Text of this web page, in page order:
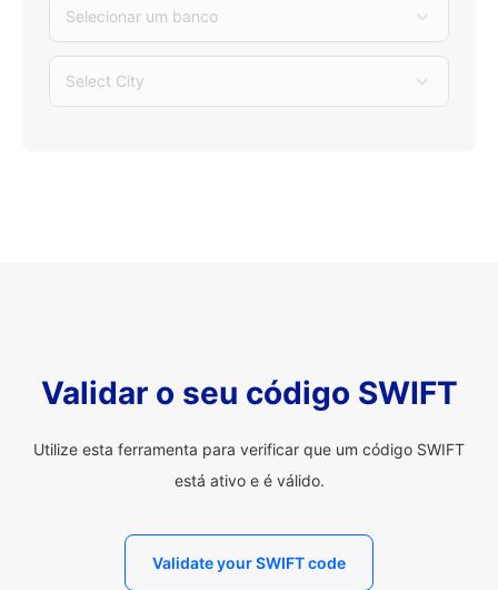
Selecionar um banco
Select City
Validar o seu código SWIFT
Utilize esta ferramenta para verificar que um código SWIFT
está ativo e é válido.
Validate your SWIFT code